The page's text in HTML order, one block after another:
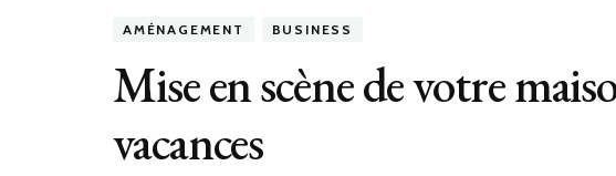
AMÉNAGEMENT BUSINESS
Mise en scène de votre
vacances